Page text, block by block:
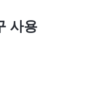
사용